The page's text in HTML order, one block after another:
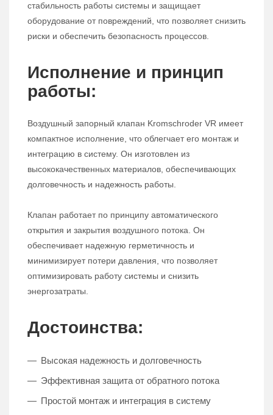
стабильность работы системы и защищает
оборудование от повреждений, что позволяет снизить
риски и обеспечить безопасность процессов.
Исполнение и принцип
работы:
Воздушный запорный клапан Kromschroder VR имеет
компактное исполнение, что облегчает его монтаж и
интеграцию в систему. Он изготовлен из
высококачественных материалов, обеспечивающих
долговечность и надежность работы.
Клапан работает по принципу автоматического
открытия и закрытия воздушного потока. Он
обеспечивает надежную герметичность и
минимизирует потери давления, что позволяет
оптимизировать работу системы и снизить
энергозатраты.
Достоинства:
Высокая надежность и долговечность
Эффективная защита от обратного потока
Простой монтаж и интеграция в систему